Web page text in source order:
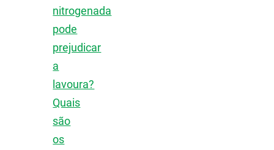
nitrogenada
pode
prejudicar
a
lavoura?
Quais
são
os